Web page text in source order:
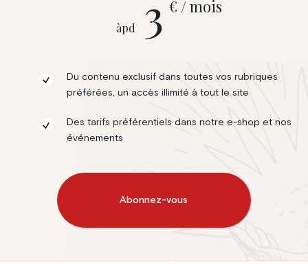
àpd 3 € / mois
Du contenu exclusif dans toutes vos rubriques
préférées, un accès illimité à tout le site
Des tarifs préférentiels dans notre e-shop et nos
événements
Abonnez-vous